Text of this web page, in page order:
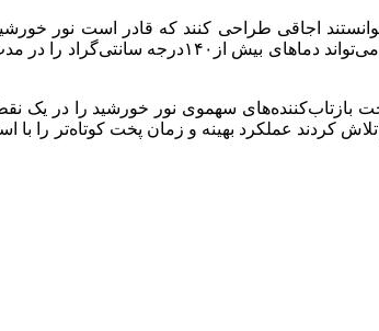
اجاقی طراحی کنند که قادر است نور خورشید
سهموی متمرکز کرده و حرارت کافی برای پخت کباب تولید کند. آزمایش‌های انجام شده این
سهموی نور خورشید را در یک
کردند عملکرد بهینه و زمان پخت کوتاه‌تر را با